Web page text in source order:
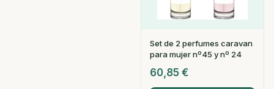
Set de 2 perfumes caravan
para mujer nº45 y nº 24
60,85 €